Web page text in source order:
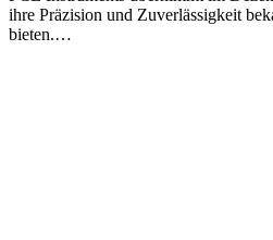
ihre Präzision und Zuverlässigkeit
bieten.…